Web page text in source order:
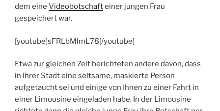
dem eine Videobotschafteiner jungen Frau
gespeichert war.
[youtube]sFRLbMlmL78[/youtube]
Etwa zur gleichen Zeit berichteten andere davon, dass
in Ihrer Stadt eine seltsame, maskierte Person
aufgetaucht sei und einige von Ihnen zu einer Fahrt in
einer Limousine eingeladen habe. In der Limousine